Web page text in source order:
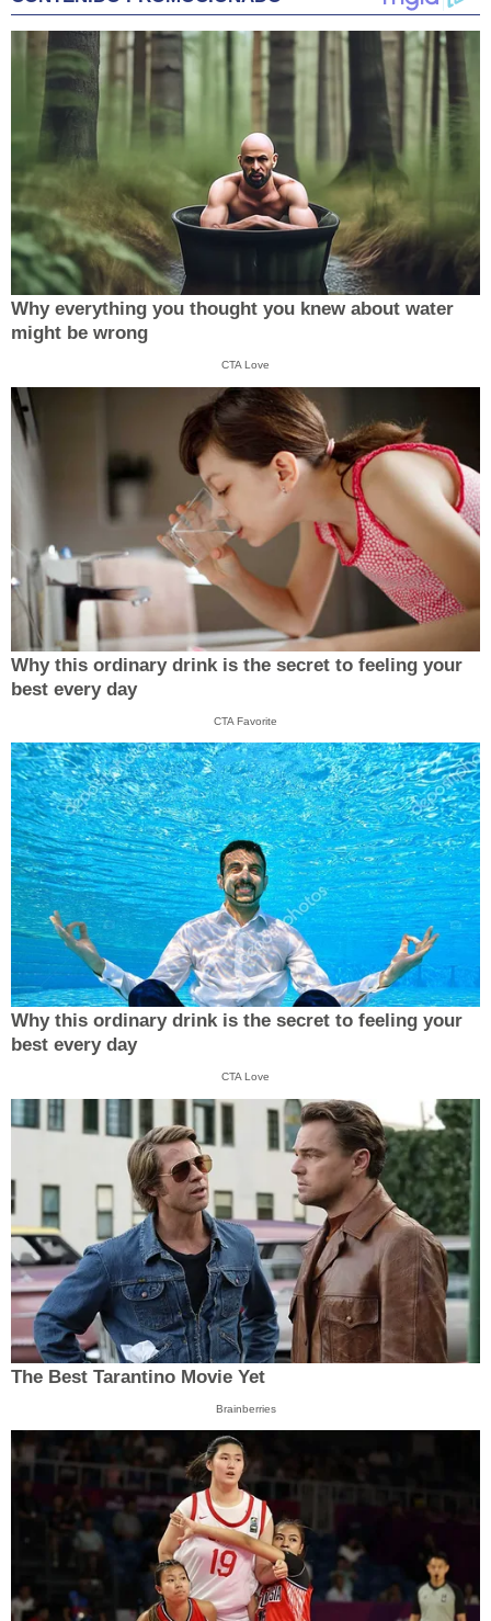
Why everything you thought you knew about water
might be wrong
CTA Love
Why this ordinary drink is the secret to feeling your
best every day
CTA Favorite
Why this ordinary drink is the secret to feeling your
best every day
CTA Love
The Best Tarantino Movie Yet
Brainberries